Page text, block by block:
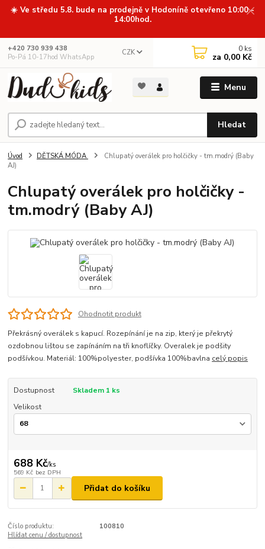
☀️ Ve středu 5.8. bude na prodejně v Hodoníně otevřeno 10:00 -
14:00hod.
Menu
CZK
Hledat
+420 730 939 438
Po-Pá 10-17hod WhatsApp
0 ks
za 0,00 Kč
Úvod DĚTSKÁ MÓDA
Chlupatý overálek pro holčičky - tm.modrý (Baby
AJ)
Chlupatý overálek pro holčičky -
tm.modrý (Baby AJ)
Ohodnotit produkt
Překrásný overálek s kapucí. Rozepínání je na zip, který je překrytý
ozdobnou lištou se zapínáním na tři knoflíčky. Overalek je podšity
podšívkou. Materiál: 100%polyester, podšívka 100%bavlna celý popis
Dostupnost
Skladem 1 ks
Velikost
688 Kč/ks
569 Kč bez DPH
Přidat do košíku
Číslo produktu:
100810
Hlídat cenu / dostupnost